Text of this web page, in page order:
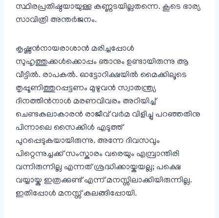
സ്ഥിരപ്രതിഷ്ഠയായുള്ള കണ്ണടയില്ലതന്നെ. കൂടെ ഭാര്യ
സാവിത്രി അന്തർജനം.
കൃഷ്ണൻനായരാശാൻ മരിച്ചപ്പോൾ
സുഹൃത്തുക്കൾക്കൊപ്പം ഞാനും ഉണ്ടായിരുന്നു ആ
വീട്ടിൽ. രാപകൽ. ഓട്ടോറിക്ഷയിൽ മൈക്കിലൂടെ
തൃപ്പൂണിത്തുറപ്പട്ടണം മുഴുവൻ സ്വാതന്ത്ര്യ
ദിനത്തിൻനാൾ മരണവിവരം അറിയിച്ച്
ചെണ്ടകലാകാരൻ രാജീവ് വർമ വിളിച്ചു പറഞ്ഞതിനു
പിന്നാലെ സൈക്കിൾ എടുത്ത്
പുറപ്പെടുകയായിരുന്നു. അന്നേ ദിവസവും
പിറ്റെന്നുച്ചക്ക് സംസ്കാരം വരെയും എമ്പ്രാന്തിരി
വന്നിരുന്നില്ല എന്നത് ശ്രദ്ധിക്കായ്കയല്ല; പക്ഷെ
വയ്യായ്ക ഇത്രക്കുണ്ട് എന്ന് മനസ്സിലാക്കിയിരുന്നില്ല.
ഇതിപ്പോൾ മനസ്സ് കലങ്ങിപ്പോയി.